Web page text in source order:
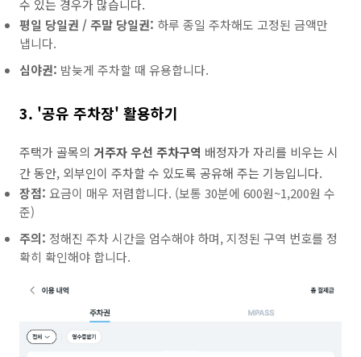
수 있는 경우가 많습니다.
평일 당일권 / 주말 당일권: 하루 종일 주차해도 고정된 금액만
냅니다.
심야권: 밤늦게 주차할 때 유용합니다.
3. '공유 주차장' 활용하기
주택가 골목의 거주자 우선 주차구역 배정자가 자리를 비우는 시
간 동안, 외부인이 주차할 수 있도록 공유해 주는 기능입니다.
장점: 요금이 매우 저렴합니다. (보통 30분에 600원~1,200원 수
준)
주의: 정해진 주차 시간을 엄수해야 하며, 지정된 구역 번호를 정
확히 확인해야 합니다.